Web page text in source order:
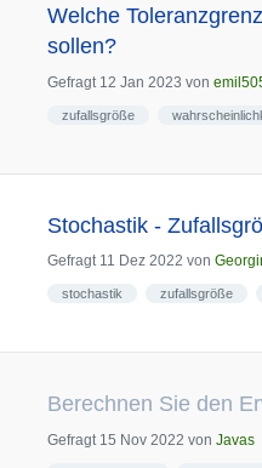
Welche
sollen?
Gefragt 12 Jan 2023 von
zufallsgröße
Stochastik -
Gefragt 11 Dez 2022 von
stochastik zufallsgröße
Berechnen Sie den
Gefragt 15 Nov 2022 von Javas